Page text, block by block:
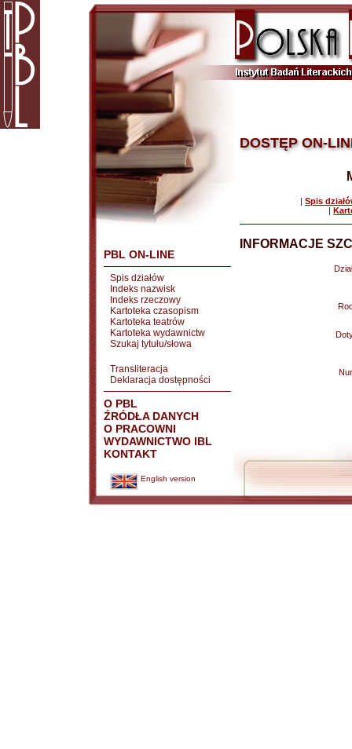
PBL ON-LINE
Spis działów
Indeks nazwisk
Indeks rzeczowy
Kartoteka czasopism
Kartoteka teatrów
Kartoteka wydawnictw
Szukaj tytułu/słowa
Transliteracja
Deklaracja dostępności
O PBL
ŹRÓDŁA DANYCH
O PRACOWNI
WYDAWNICTWO IBL
KONTAKT
English version
DOSTĘP ON-
| Spis
|
INFORMACJE